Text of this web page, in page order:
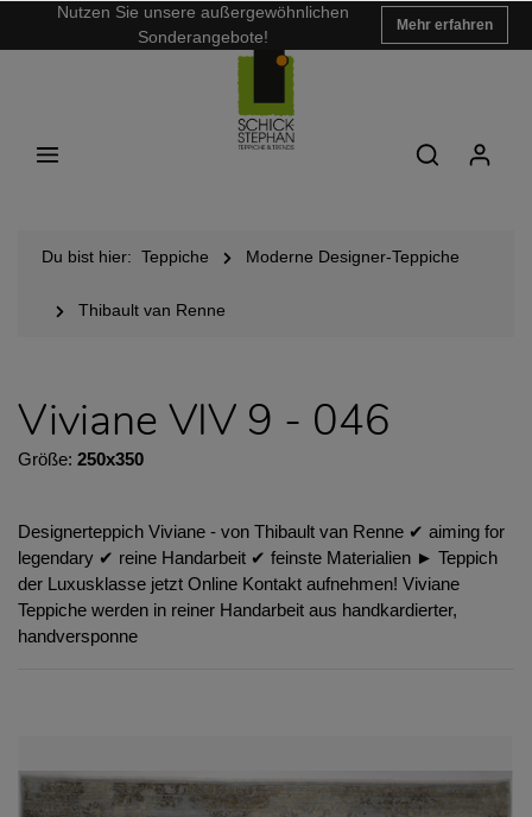
Nutzen Sie unsere außergewöhnlichen
Sonderangebote!
Mehr erfahren
Du bist hier: Teppiche Moderne Designer-Teppiche
Thibault van Renne
Viviane VIV 9 - 046
Größe: 250x350
Designerteppich Viviane - von Thibault van Renne ✔︎ aiming for
legendary ✔︎ reine Handarbeit ✔︎ feinste Materialien ► Teppich
der Luxusklasse jetzt Online Kontakt aufnehmen! Viviane
Teppiche werden in reiner Handarbeit aus handkardierter,
handversponne